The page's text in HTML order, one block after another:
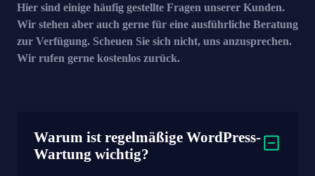
Hier sind einige häufig gestellte Fragen unserer Kunden.
Wir stehen aber auch gerne für eine ausführliche Beratung
zur Verfügung. Scheuen Sie sich nicht, uns anzusprechen.
Wir rufen gerne kostenlos zurück.
Warum ist regelmäßige WordPress-
Wartung wichtig?